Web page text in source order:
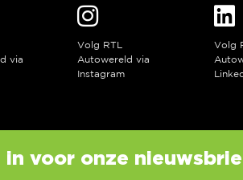
via
Volg RTL
Autowereld via
Instagram
Volg
in voor onze